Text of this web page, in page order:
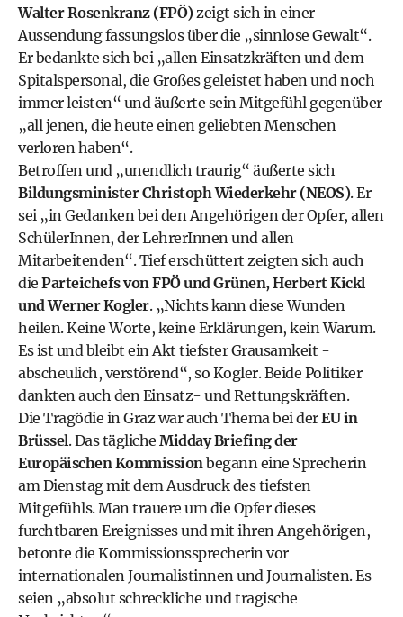
Walter Rosenkranz (FPÖ)zeigt sich in einer
Aussendung fassungslos über die „sinnlose Gewalt“.
Er bedankte sich bei „allen Einsatzkräften und dem
Spitalspersonal, die Großes geleistet haben und noch
immer leisten“ und äußerte sein Mitgefühl gegenüber
„all jenen, die heute einen geliebten Menschen
verloren haben“.
Betroffen und „unendlich traurig“ äußerte sich
Bildungsminister Christoph Wiederkehr (NEOS). Er
sei „in Gedanken bei den Angehörigen der Opfer, allen
SchülerInnen, der LehrerInnen und allen
Mitarbeitenden“. Tief erschüttert zeigten sich auch
die Parteichefs von FPÖ und Grünen, Herbert Kickl
und Werner Kogler. „Nichts kann diese Wunden
heilen. Keine Worte, keine Erklärungen, kein Warum.
Es ist und bleibt ein Akt tiefster Grausamkeit -
abscheulich, verstörend“, so Kogler. Beide Politiker
dankten auch den Einsatz- und Rettungskräften.
Die Tragödie in Graz war auch Thema bei derEU in
Brüssel. Das tägliche Midday Briefing der
Europäischen Kommissionbegann eine Sprecherin
am Dienstag mit dem Ausdruck des tiefsten
Mitgefühls. Man trauere um die Opfer dieses
furchtbaren Ereignisses und mit ihren Angehörigen,
betonte die Kommissionssprecherin vor
internationalen Journalistinnen und Journalisten. Es
seien „absolut schreckliche und tragische